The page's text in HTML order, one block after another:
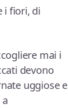
i fiori, di
mai i
devono
uggiose e